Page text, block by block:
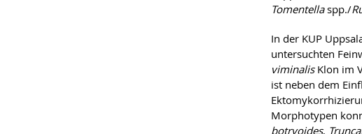
Tomentellaspp./
In der KUP
untersuchten
viminalis Klon im
ist neben dem
Morphotypen
botryoides,